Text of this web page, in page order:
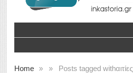
Home » Posts tagged with
» αιτίες